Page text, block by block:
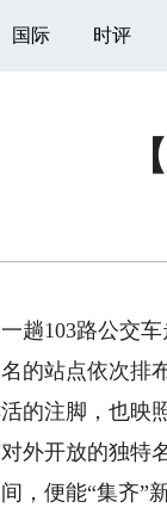
国际 时评
103路公交车
站点依次排
的注脚，也映
开放的独特名
，便能“集齐”